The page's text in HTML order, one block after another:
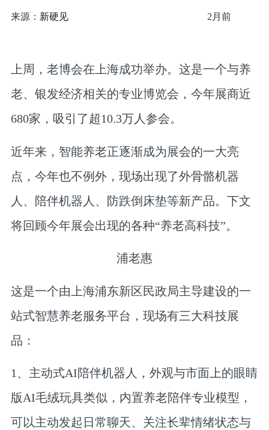
来源： 新硬见 2月前
上周，老博会在上海成功举办。这是一个与养
老、银发经济相关的专业博览会，今年展商近
680家，吸引了超10.3万人参会。
近年来，智能养老正逐渐成为展会的一大亮
点，今年也不例外，现场出现了外骨骼机器
人、陪伴机器人、防跌倒床垫等新产品。下文
将回顾今年展会出现的各种“养老高科技”。
浦老惠
这是一个由上海浦东新区民政局主导建设的一
站式智慧养老服务平台，现场有三大科技展
品：
1、主动式AI陪伴机器人，外观与市面上的眼睛
版AI毛绒玩具类似，内置养老陪伴专业模型，
可以主动发起日常聊天、关注长辈情绪状态与